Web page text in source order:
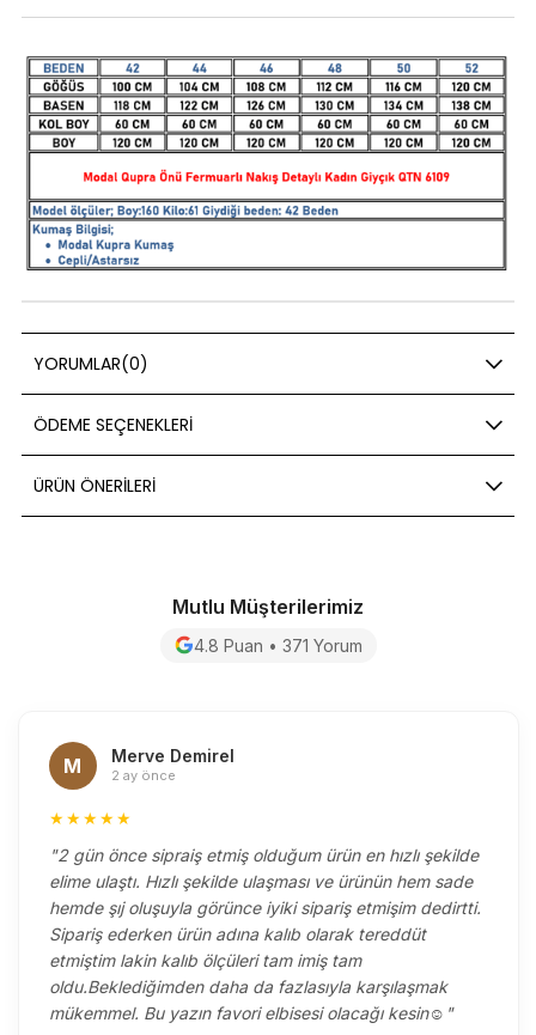
YORUMLAR(0)
ÖDEME SEÇENEKLERI
ÜRÜN ÖNERILERI
Mutlu Müşterilerimiz
4.8 Puan • 371 Yorum
M Merve Demirel
2 ay önce
★★★★★
"2 gün önce sipraiş etmiş olduğum ürün en hızlı şekilde
elime ulaştı. Hızlı şekilde ulaşması ve ürünün hem sade
hemde şıj oluşuyla görünce iyiki sipariş etmişim dedirtti.
Sipariş ederken ürün adına kalıb olarak tereddüt
etmiştim lakin kalıb ölçüleri tam imiş tam
oldu.Beklediğimden daha da fazlasıyla karşılaşmak
mükemmel. Bu yazın favori elbisesi olacağı kesin☺️"